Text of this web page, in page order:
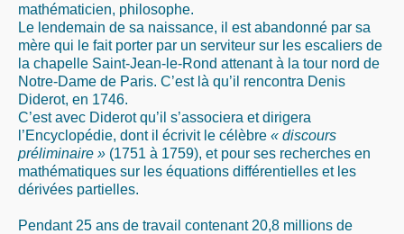
mathématicien, philosophe.
Le lendemain de sa naissance, il est abandonné par sa
mère qui le fait porter par un serviteur sur les escaliers de
la chapelle Saint-Jean-le-Rond attenant à la tour nord de
Notre-Dame de Paris. C’est là qu’il rencontra Denis
Diderot, en 1746.
C’est avec Diderot qu’il s’associera et dirigera
l’Encyclopédie, dont il écrivit le célèbre « discours
préliminaire » (1751 à 1759), et pour ses recherches en
mathématiques sur les équations différentielles et les
dérivées partielles.
Pendant 25 ans de travail contenant 20,8 millions de